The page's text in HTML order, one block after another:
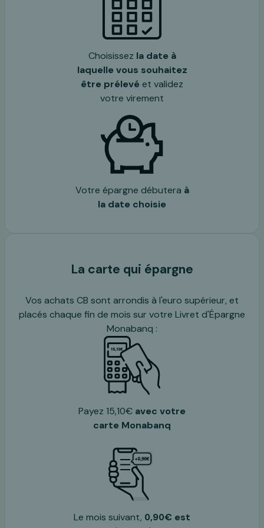
Choisissez la date à
laquelle vous souhaitez
être prélevé et validez
votre virement
Votre épargne débutera à
la date choisie
La carte qui épargne
Vos achats CB sont arrondis à l'euro supérieur, et
placés chaque fin de mois sur votre Livret d'Épargne
Monabanq :
Payez 15,10€ avec votre
carte Monabanq
Le mois suivant, 0,90€ est